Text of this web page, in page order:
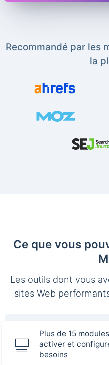
Recommandé par les
la
Ce que vous
Les outils dont vous
sites Web
Plus de 15
activer et
besoins